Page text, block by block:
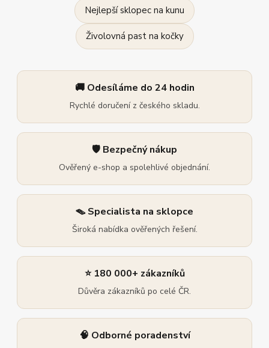
Nejlepší sklopec na kunu
Živolovná past na kočky
🚚 Odesíláme do 24 hodin
Rychlé doručení z českého skladu.
🛡️ Bezpečný nákup
Ověřený e-shop a spolehlivé objednání.
🪤 Specialista na sklopce
Široká nabídka ověřených řešení.
⭐ 180 000+ zákazníků
Důvěra zákazníků po celé ČR.
🧠 Odborné poradenství